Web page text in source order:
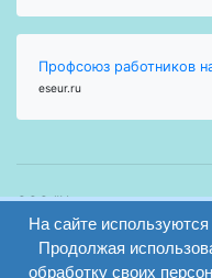
Профсоюз работников
eseur.ru
ООО "Центр
образования и
консалтинга"
Волгоград 2008-
На сайте
Продолжая
обработку своих